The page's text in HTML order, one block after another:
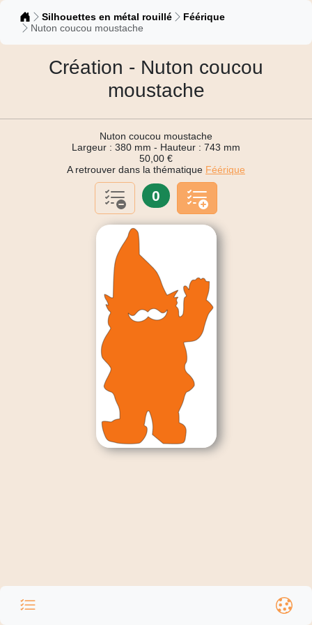
Catalogue
Silhouettes en métal rouillé
Féérique
Nuton coucou moustache
Création - Nuton coucou
moustache
Nuton coucou moustache
Largeur : 380 mm - Hauteur : 743 mm
50,00 €
A retrouver dans la thématique Féérique
0